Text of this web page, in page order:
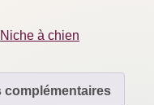
Niche à chien
complémentaires